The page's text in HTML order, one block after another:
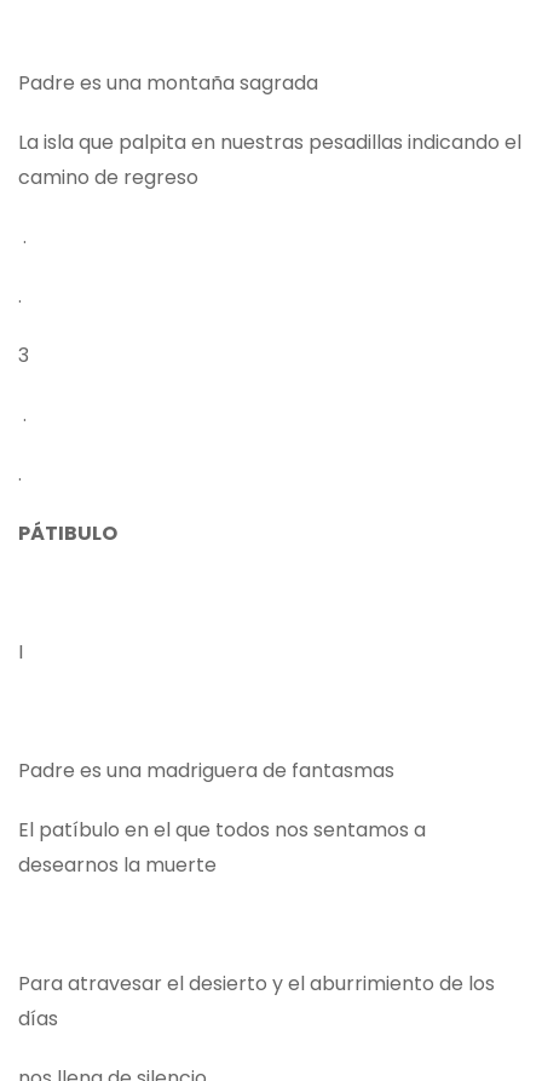
Padre es una montaña sagrada
La isla que palpita en nuestras pesadillas indicando el
camino de regreso
.
.
3
.
.
PÁTIBULO
I
Padre es una madriguera de fantasmas
El patíbulo en el que todos nos sentamos a
desearnos la muerte
Para atravesar el desierto y el aburrimiento de los
días